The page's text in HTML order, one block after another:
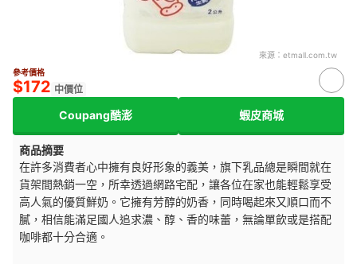
來源： etmall.com.tw
參考價格
$172 中價位
Coupang酷澎 蝦皮商城
商品摘要
在許多消費者心中擁有良好形象的義美，旗下乳品總是瞬間就在
貨架間熱銷一空，所幸透過網路宅配，讓各位在家也能輕鬆享受
高人氣的優質鮮奶。它擁有芳醇的奶香，同時喝起來又順口而不
膩，相信能滿足國人追求濃、醇、香的味蕾，無論單飲或是搭配
咖啡都十分合適。